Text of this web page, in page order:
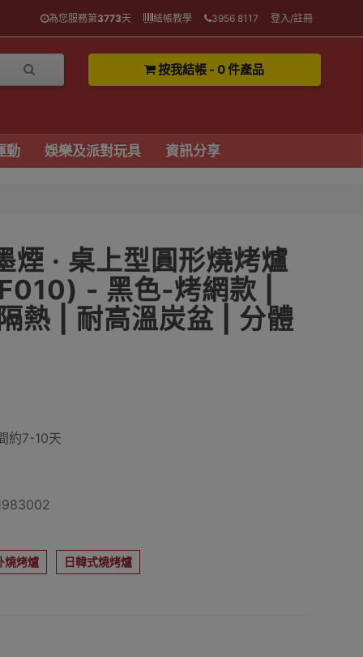
為您服務第3773天 結帳教學 3956 8117 登入/註冊
按我結帳 - 0 件產品
動 娛樂及派對玩具 資訊分享
· 桌上型圓形燒烤爐
- 黑色-烤網款 |
熱 | 耐高溫炭盆 | 分體
約7-10天
燒烤爐 日韓式燒烤爐